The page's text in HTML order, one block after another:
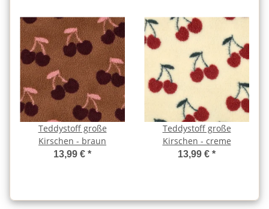
Teddystoff große
Kirschen - braun
13,99 € *
Teddystoff große
Kirschen - creme
13,99 € *